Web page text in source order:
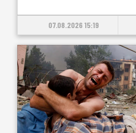
07.08.2026 15:19